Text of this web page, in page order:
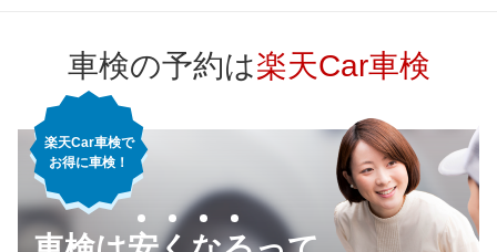
車検の予約は楽天Car車検
楽天Car車検で
お得に車検！